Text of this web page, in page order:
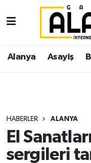
Alanya Asayiş
HABERLER ALANYA
El
sergileri
Alanya
Asayiş
Siyaset
Spor
İstanbul
İstanbul Hava
Süper Lig Puan
Tüm Manşetler